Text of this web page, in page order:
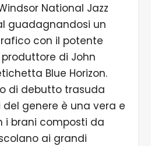
National Jazz
guadagnandosi un
con il potente
di John
Blue Horizon.
di debutto trasuda
del genere è una vera e
i brani composti da
ai grandi